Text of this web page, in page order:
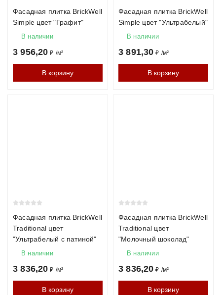
Фасадная плитка BrickWell
Simple цвет "Графит"
В наличии
3 956,20 ₽ /м²
В корзину
Фасадная плитка BrickWell
Simple цвет "Ультрабелый"
В наличии
3 891,30 ₽ /м²
В корзину
Фасадная плитка BrickWell
Traditional цвет
"Ультрабелый с патиной"
В наличии
3 836,20 ₽ /м²
В корзину
Фасадная плитка BrickWell
Traditional цвет
"Молочный шоколад"
В наличии
3 836,20 ₽ /м²
В корзину